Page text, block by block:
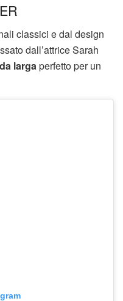
classici e dal design
dall’attrice Sarah
largaperfetto per un